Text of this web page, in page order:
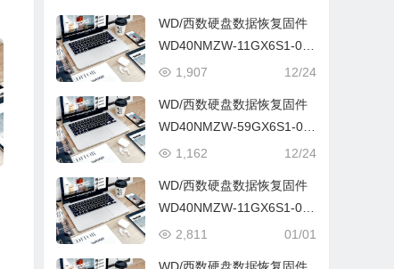
WD/西数硬盘数据恢复固件
WD40NMZW-11GX6S1-01.
01A01-WD-WX31D689A2F
12/24
1,907
WD/西数硬盘数据恢复固件
WD40NMZW-59GX6S1-01.
01A01-WD-WXR1E971HJR
12/24
1,162
WD/西数硬盘数据恢复固件
WD40NMZW-11GX6S1-01.
01A01-WD-WX21DB757UA
01/01
2,811